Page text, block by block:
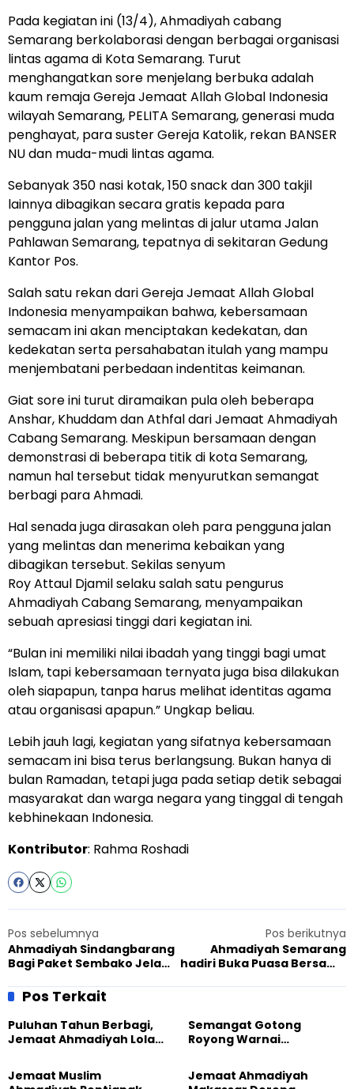
Pada kegiatan ini (13/4), Ahmadiyah cabang
Semarang berkolaborasi dengan berbagai organisasi
lintas agama di Kota Semarang. Turut
menghangatkan sore menjelang berbuka adalah
kaum remaja Gereja Jemaat Allah Global Indonesia
wilayah Semarang, PELITA Semarang, generasi muda
penghayat, para suster Gereja Katolik, rekan BANSER
NU dan muda-mudi lintas agama.
Sebanyak 350 nasi kotak, 150 snack dan 300 takjil
lainnya dibagikan secara gratis kepada para
pengguna jalan yang melintas di jalur utama Jalan
Pahlawan Semarang, tepatnya di sekitaran Gedung
Kantor Pos.
Salah satu rekan dari Gereja Jemaat Allah Global
Indonesia menyampaikan bahwa, kebersamaan
semacam ini akan menciptakan kedekatan, dan
kedekatan serta persahabatan itulah yang mampu
menjembatani perbedaan indentitas keimanan.
Giat sore ini turut diramaikan pula oleh beberapa
Anshar, Khuddam dan Athfal dari Jemaat Ahmadiyah
Cabang Semarang. Meskipun bersamaan dengan
demonstrasi di beberapa titik di kota Semarang,
namun hal tersebut tidak menyurutkan semangat
berbagi para Ahmadi.
Hal senada juga dirasakan oleh para pengguna jalan
yang melintas dan menerima kebaikan yang
dibagikan tersebut. Sekilas senyum
Roy Attaul Djamil selaku salah satu pengurus
Ahmadiyah Cabang Semarang, menyampaikan
sebuah apresiasi tinggi dari kegiatan ini.
“Bulan ini memiliki nilai ibadah yang tinggi bagi umat
Islam, tapi kebersamaan ternyata juga bisa dilakukan
oleh siapapun, tanpa harus melihat identitas agama
atau organisasi apapun.” Ungkap beliau.
Lebih jauh lagi, kegiatan yang sifatnya kebersamaan
semacam ini bisa terus berlangsung. Bukan hanya di
bulan Ramadan, tetapi juga pada setiap detik sebagai
masyarakat dan warga negara yang tinggal di tengah
kebhinekaan Indonesia.
Kontributor: Rahma Roshadi
Pos sebelumnya
Ahmadiyah Sindangbarang
Bagi Paket Sembako Jelang
Warga hingga Panti Asuhan
Pos berikutnya
Ahmadiyah Semarang
hadiri Buka Puasa Bersama
Wahid
Pos Terkait
Puluhan Tahun Berbagi,
Jemaat Ahmadiyah Lolak
Sembako kepada Warga
Semangat Gotong
Royong Warnai
Masjid di Jemaat
Ahmadiyah Sukapura
Jemaat Muslim
Jemaat Ahmadiyah